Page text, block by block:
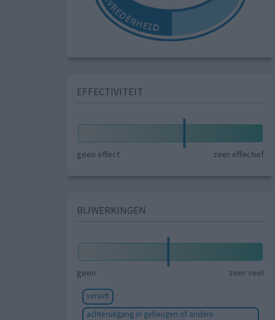
EFFECTIVITEIT
geen effect zeer effectief
BIJWERKINGEN
geen zeer veel
versuft
achteruitgang in geheugen of andere